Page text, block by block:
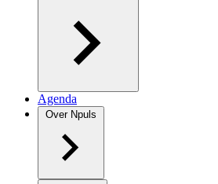
Agenda
Over Npuls